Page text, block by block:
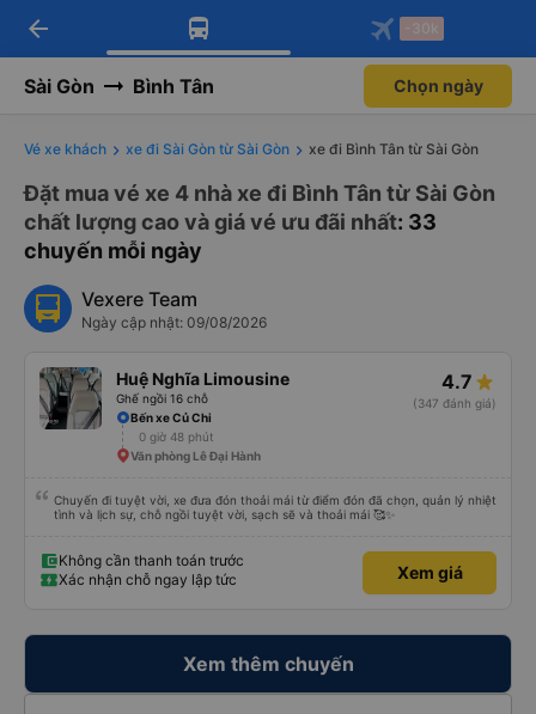
Tải app Vexere ngay!
Nhận ưu đãi thành viên độc
Mở app
Tải app Vexere
-30k/ghế khi đặt vé máy bay qua
Mở app
arrow_back -30k
Sài Gòn Bình Tân Chọn ngày
Vé xe khách xe đi Sài Gòn từ Sài Gòn xe đi Bình Tân từ Sài Gòn
Đặt mua vé xe 4 nhà xe đi Bình Tân từ Sài Gòn
chất lượng cao và giá vé ưu đãi nhất: 33
chuyến mỗi ngày
Vexere Team
Ngày cập nhật: 09/08/2026
Huệ Nghĩa Limousine
Ghế ngồi 16 chỗ
4.7
(347 đánh giá)
Bến xe Củ Chi
0 giờ 48 phút
Văn phòng Lê Đại Hành
Chuyến đi tuyệt vời, xe đưa đón thoải mái từ điểm đón đã chọn, quản lý nhiệt
tình và lịch sự, chỗ ngồi tuyệt vời, sạch sẽ và thoải mái 🥰✨
Không cần thanh toán trước
Xác nhận chỗ ngay lập tức
Xem giá
Xem thêm chuyến